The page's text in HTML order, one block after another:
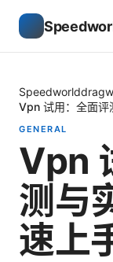
Vpn 试用：全面评
GENERAL
Vpn
测与
速上